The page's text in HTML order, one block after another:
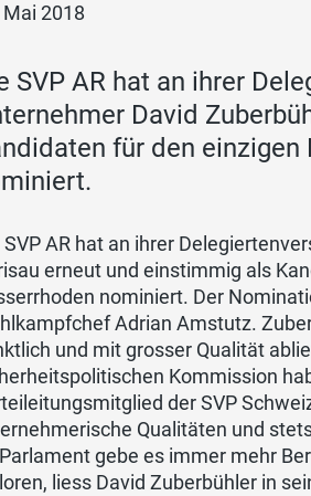
Mai 2018
SVP AR hat an ihrer
David
für den
SVP AR hat an ihrer
erneut und einstimmig als
nominiert. Der
Adrian Amstutz.
und mit grosser Qualität
Kommission
der SVP
Qualitäten und
gebe es immer mehr
liess David Zuberbühler in